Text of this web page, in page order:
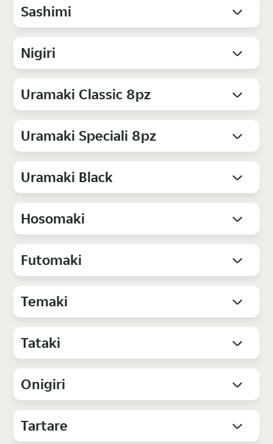
Sashimi
Nigiri
Uramaki Classic 8pz
Uramaki Speciali 8pz
Uramaki Black
Hosomaki
Futomaki
Temaki
Tataki
Onigiri
Tartare